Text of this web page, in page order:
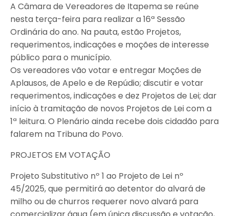
A Câmara de Vereadores de Itapema se reúne
nesta terça-feira para realizar a 16ª Sessão
Ordinária do ano. Na pauta, estão Projetos,
requerimentos, indicações e moções de interesse
público para o município.
Os vereadores vão votar e entregar Moções de
Aplausos, de Apelo e de Repúdio; discutir e votar
requerimentos, indicações e dez Projetos de Lei; dar
início à tramitação de novos Projetos de Lei com a
1ª leitura. O Plenário ainda recebe dois cidadão para
falarem na Tribuna do Povo.
PROJETOS EM VOTAÇÃO
Projeto Substitutivo nº 1 ao Projeto de Lei nº
45/2025, que permitirá ao detentor do alvará de
milho ou de churros requerer novo alvará para